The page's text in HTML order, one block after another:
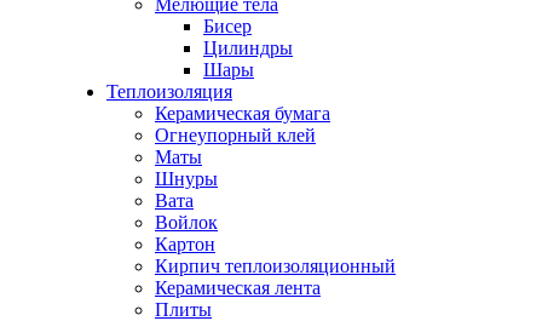
Мелющие тела
Бисер
Цилиндры
Шары
Теплоизоляция
Керамическая бумага
Огнеупорный клей
Маты
Шнуры
Вата
Войлок
Картон
Кирпич теплоизоляционный
Керамическая лента
Плиты